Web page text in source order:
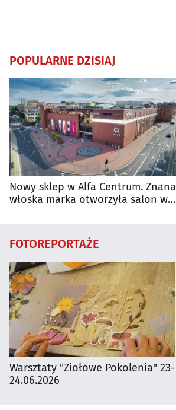
POPULARNE DZISIAJ
Nowy sklep w Alfa Centrum. Znana
włoska marka otworzyła salon w
FOTOREPORTAŻE
Warsztaty "Ziołowe Pokolenia" 23-
24.06.2026